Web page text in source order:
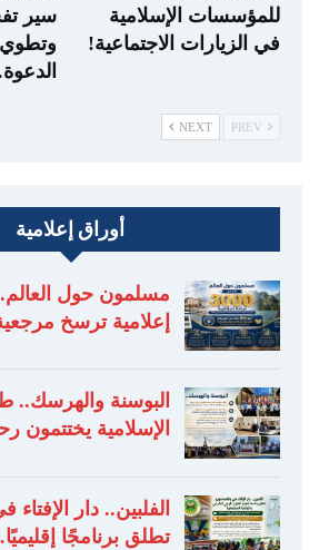
للمؤسسات الإسلامية
في الزيارات الاجتماعية!
سير
NEXT
أوراق إعلامية
إعلامية ترسخ
البوسنة والهرسك..
الإسلامية يختتمون
الفلبين.. دار
تطلق برنامجًا